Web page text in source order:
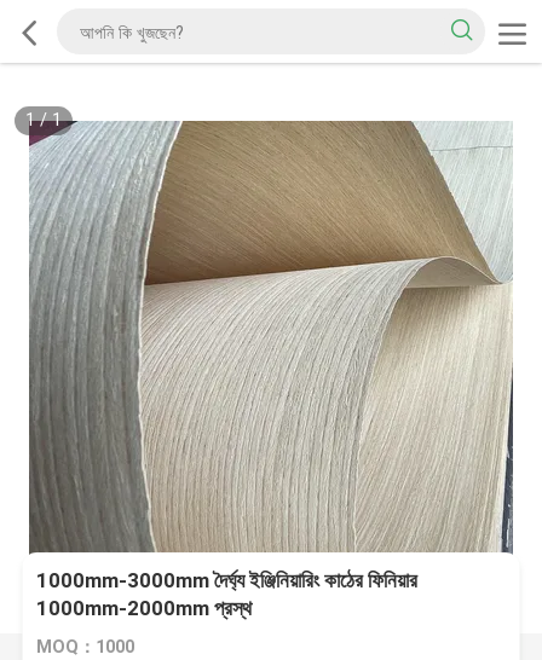
1/1
1000mm-3000mm দৈর্ঘ্য ইঞ্জিনিয়ারিং কাঠের ফিনিয়ার
1000mm-2000mm প্রস্থ
MOQ：1000